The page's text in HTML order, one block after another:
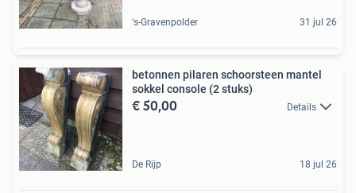
's-Gravenpolder 31 jul 26
betonnen pilaren schoorsteen mantel
sokkel console (2 stuks)
€ 50,00 Details
De Rijp 18 jul 26